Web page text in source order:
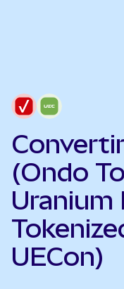
(Ondo
Uranium
UECon)